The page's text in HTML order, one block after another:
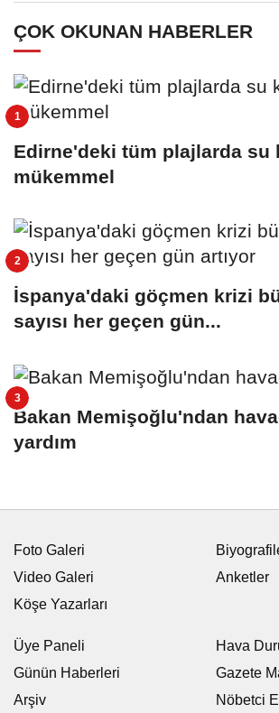
ÇOK OKUNAN HABERLER
Edirne'deki tüm plajlarda su
mükemmel
İspanya'daki göçmen krizi
sayısı her geçen gün...
Bakan Memişoğlu'ndan
yardım
Foto Galeri
Video Galeri
Köşe Yazarları
Anketler
Üye Paneli
Günün Haberleri
Arşiv
Hava
Gazete
Nöbetci